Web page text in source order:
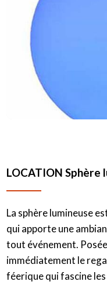
LOCATION Sphère
La sphère lumineuse
qui apporte une
tout événement.
immédiatement le
féerique qui fascine